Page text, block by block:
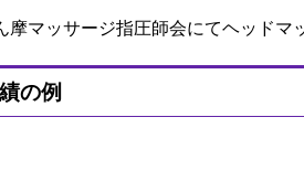
マッサージ指圧師会にてヘッドマ
の例